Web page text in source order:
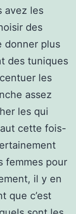
avez les
des
donner plus
des tuniques
les
assez
les qui
cette fois-
femmes pour
il y en
que c’est